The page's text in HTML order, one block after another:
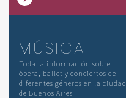
MÚSICA
Toda la información sobre
ópera, ballet y conciertos de
diferentes géneros en la ciudad
de Buenos Aires